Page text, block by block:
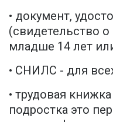
• документ,
(свидетельство
младше 14 лет
• СНИЛС - для
• трудовая
подростка это